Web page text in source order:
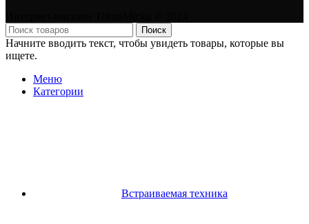
Поиск
Начните вводить текст, чтобы увидеть товары, которые вы
ищете.
Меню
Категории
Встраиваемая техника